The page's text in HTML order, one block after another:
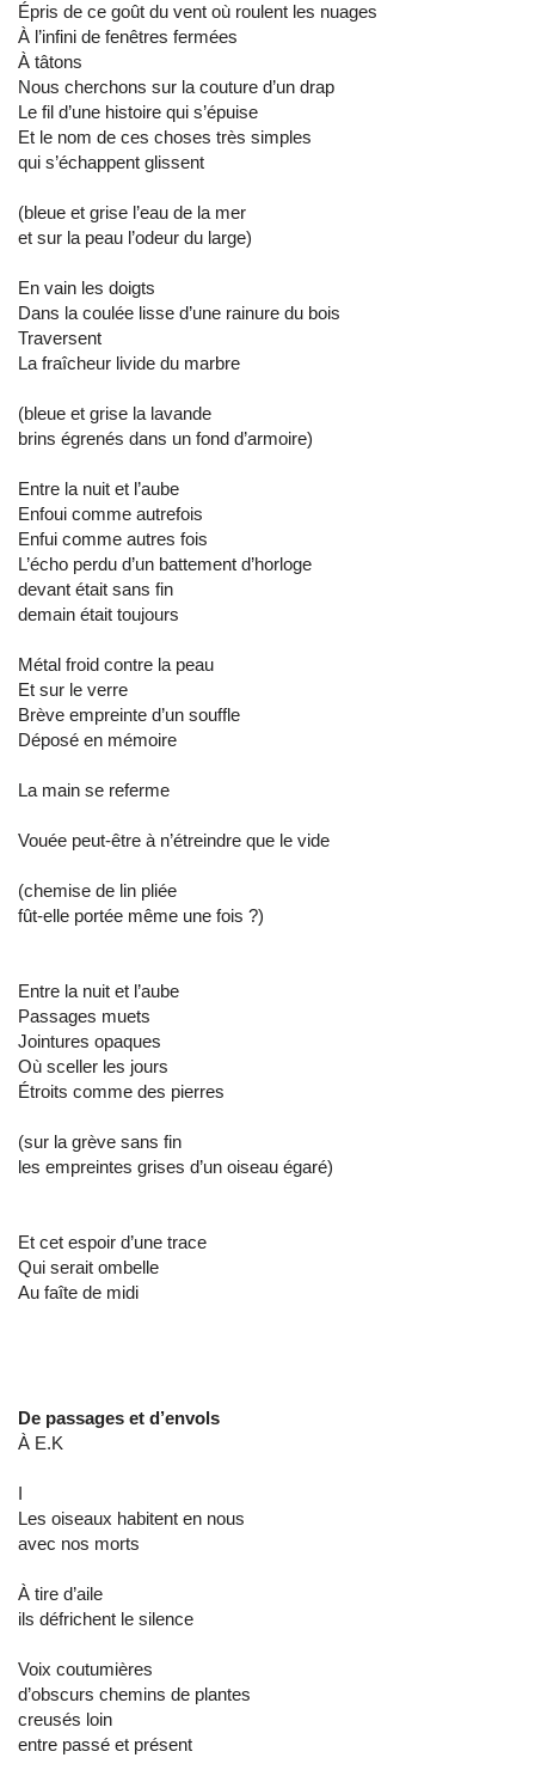
Épris de ce goût du vent où roulent les nuages
À l’infini de fenêtres fermées
À tâtons
Nous cherchons sur la couture d’un drap
Le fil d’une histoire qui s’épuise
Et le nom de ces choses très simples
qui s’échappent glissent
(bleue et grise l’eau de la mer
et sur la peau l’odeur du large)
En vain les doigts
Dans la coulée lisse d’une rainure du bois
Traversent
La fraîcheur livide du marbre
(bleue et grise la lavande
brins égrenés dans un fond d’armoire)
Entre la nuit et l’aube
Enfoui comme autrefois
Enfui comme autres fois
L’écho perdu d’un battement d’horloge
devant était sans fin
demain était toujours
Métal froid contre la peau
Et sur le verre
Brève empreinte d’un souffle
Déposé en mémoire
La main se referme
Vouée peut-être à n’étreindre que le vide
(chemise de lin pliée
fût-elle portée même une fois ?)
Entre la nuit et l’aube
Passages muets
Jointures opaques
Où sceller les jours
Étroits comme des pierres
(sur la grève sans fin
les empreintes grises d’un oiseau égaré)
Et cet espoir d’une trace
Qui serait ombelle
Au faîte de midi
De passages et d’envols
À E.K
I
Les oiseaux habitent en nous
avec nos morts
À tire d’aile
ils défrichent le silence
Voix coutumières
d’obscurs chemins de plantes
creusés loin
entre passé et présent